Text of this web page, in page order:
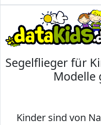
Segelflieger für
Modelle
Kinder sind von